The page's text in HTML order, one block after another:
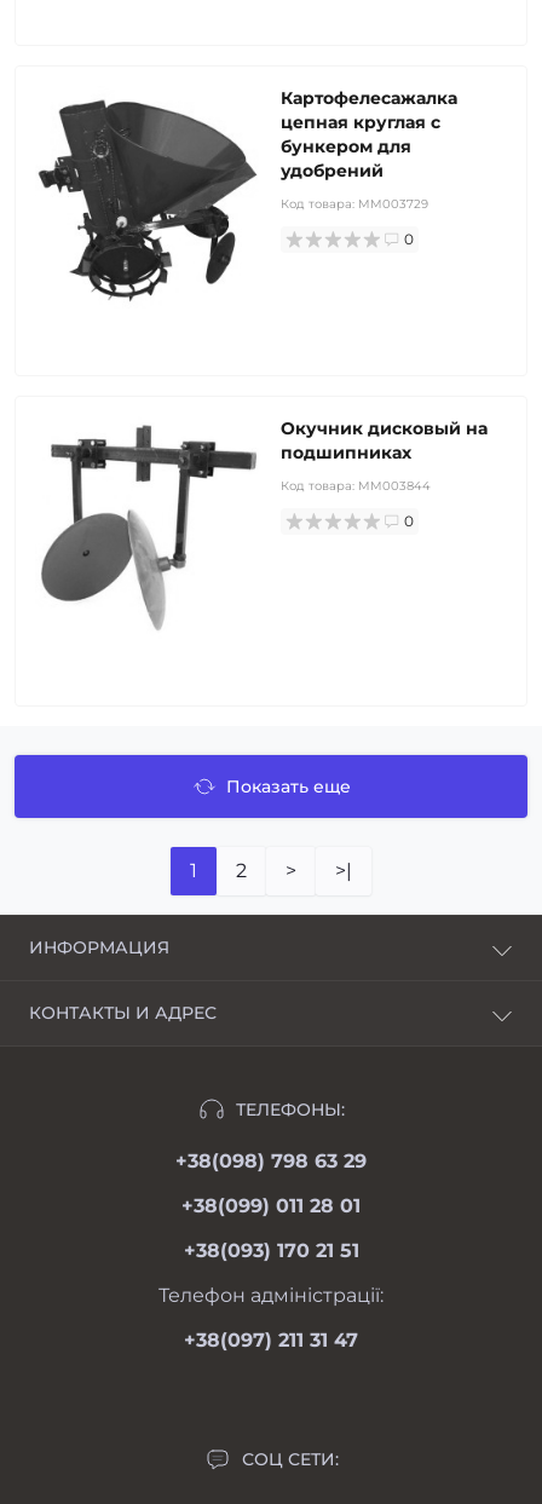
Картофелесажалка
цепная круглая с
бункером для
удобрений
Код товара: MM003729
0
Окучник дисковый на
подшипниках
Код товара: MM003844
0
Показать еще
1 2 > >|
ИНФОРМАЦИЯ
Связаться с нами
КОНТАКТЫ И АДРЕС
ТЕЛЕФОНЫ:
+38(098) 798 63 29
+38(099) 011 28 01
+38(093) 170 21 51
Телефон адміністрації:
+38(097) 211 31 47
СОЦ СЕТИ: